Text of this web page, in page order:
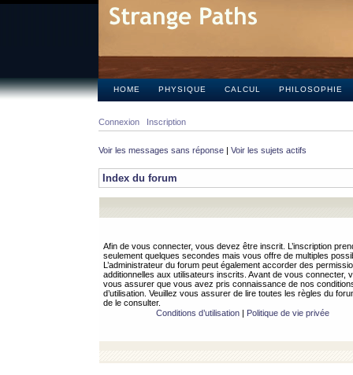
HOME PHYSIQUE CALCUL PHILOSOPHIE
Connexion Inscription
Voir les messages sans réponse | Voir les sujets actifs
Index du forum
Afin de vous connecter, vous devez être inscrit. L’inscription
seulement quelques secondes mais vous offre de multiples
L’administrateur du forum peut également accorder des
additionnelles aux utilisateurs inscrits. Avant de vous connecter,
vous assurer que vous avez pris connaissance de nos
d’utilisation. Veuillez vous assurer de lire toutes les règles du
de le consulter.
Conditions d’utilisation| Politique de vie privée